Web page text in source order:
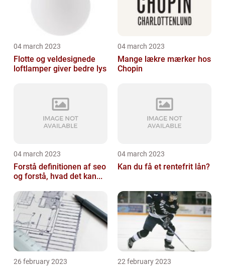
04 march 2023
Flotte og veldesignede
loftlamper giver bedre lys
04 march 2023
Mange lækre mærker hos
Chopin
04 march 2023
Forstå definitionen af seo
og forstå, hvad det kan...
04 march 2023
Kan du få et rentefrit lån?
26 february 2023 22 february 2023